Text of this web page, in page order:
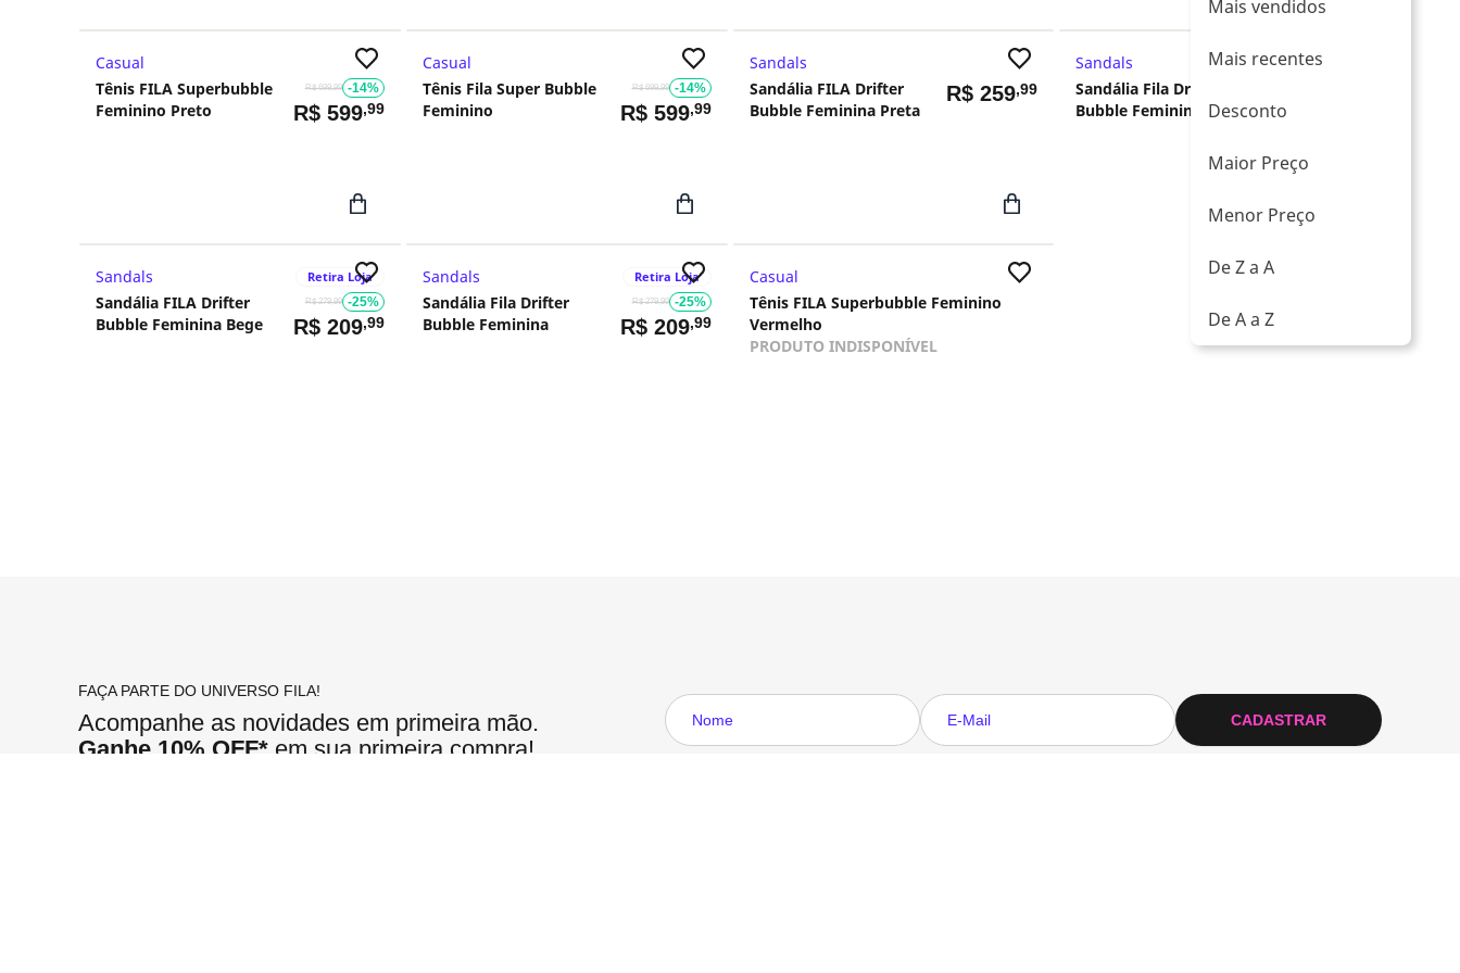
Maior Preço
Menor Preço
Mais vendidos
De Z a A
De A a Z
Mais recentes
Desconto
Casual
Tênis FILA Superbubble
Feminino Preto
R$ 699,99 -14%
R$ 599,99
Casual
Tênis Fila Super Bubble
Feminino
R$ 699,99 -14%
R$ 599,99
Sandals
Sandália FILA Drifter
Bubble Feminina Preta
R$259,99
Sandals Retira Loja
Sandália Fila Drifter
Bubble Feminina
R$
Sandals Retira Loja
Sandália FILA Drifter
Bubble Feminina Bege
R$ 279,99 -25%
R$ 209,99
Sandals Retira Loja
Sandália Fila Drifter
Bubble Feminina
R$ 279,99 -25%
R$ 209,99
Casual
Tênis FILA Superbubble Feminino
Vermelho
PRODUTO INDISPONÍVEL
FAÇA PARTE DO UNIVERSO FILA!
Acompanhe as novidades em primeira mão.
Ganhe 10% OFF* em sua primeira compra!
CADASTRAR